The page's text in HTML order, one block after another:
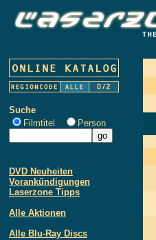
Suche
Filmtitel
Person
DVD Neuheiten
Vorankündigungen
Laserzone Tipps
Alle Aktionen
Alle Blu-Ray Discs